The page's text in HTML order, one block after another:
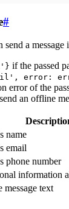
#
a
if the passed
error:
error of the
an offline
name
email
phone number
information
message text